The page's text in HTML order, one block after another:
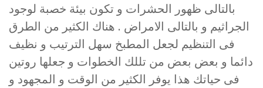
بالتالى ظهور الحشرات و تكون بيئة خصبة لوجود
الجراثيم و بالتالى الامراض . هناك الكثير من الطرق
فى التنظيم لجعل المطبخ سهل الترتيب و نظيف
دائما و بعض بعض من تللك الخطوات و جعلها روتين
فى حياتك هذا يوفر الكثير من الوقت و المجهود و